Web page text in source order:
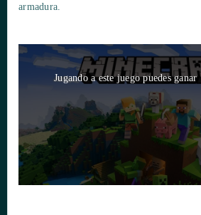
armadura.
Jugando a este juego puedes ganar